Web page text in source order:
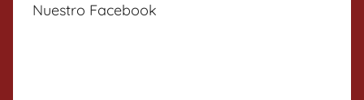
Nuestro Facebook